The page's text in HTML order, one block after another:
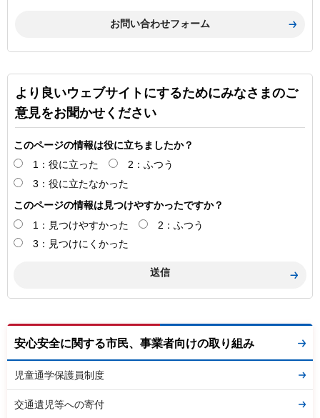
より良いウェブサイトにするためにみなさまのご
意見をお聞かせください
このページの情報は役に立ちましたか？
1：役に立った
2：ふつう
3：役に立たなかった
このページの情報は見つけやすかったですか？
1：見つけやすかった
2：ふつう
3：見つけにくかった
安心安全に関する市民、事業者向けの取り組み
児童通学保護員制度
交通遺児等への寄付